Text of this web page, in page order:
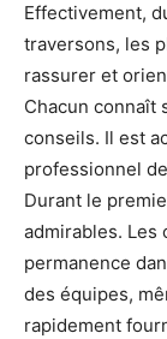
Effectivement,
traversons, les
rassurer et
Chacun connaît
conseils. Il est
professionnel
Durant le
admirables.
permanence
des équipes,
rapidement